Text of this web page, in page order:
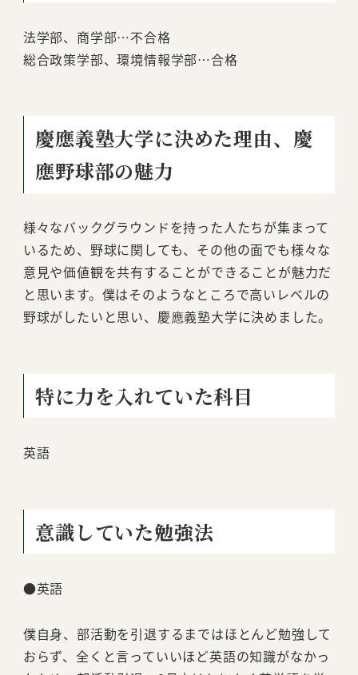
法学部、商学部…不合格
総合政策学部、環境情報学部…合格
慶應義塾大学に決めた理由、慶
應野球部の魅力
様々なバックグラウンドを持った人たちが集まって
いるため、野球に関しても、その他の面でも様々な
意見や価値観を共有することができることが魅力だ
と思います。僕はそのようなところで高いレベルの
野球がしたいと思い、慶應義塾大学に決めました。
特に力を入れていた科目
英語
意識していた勉強法
●英語
僕自身、部活動を引退するまではほとんど勉強して
おらず、全くと言っていいほど英語の知識がなかっ